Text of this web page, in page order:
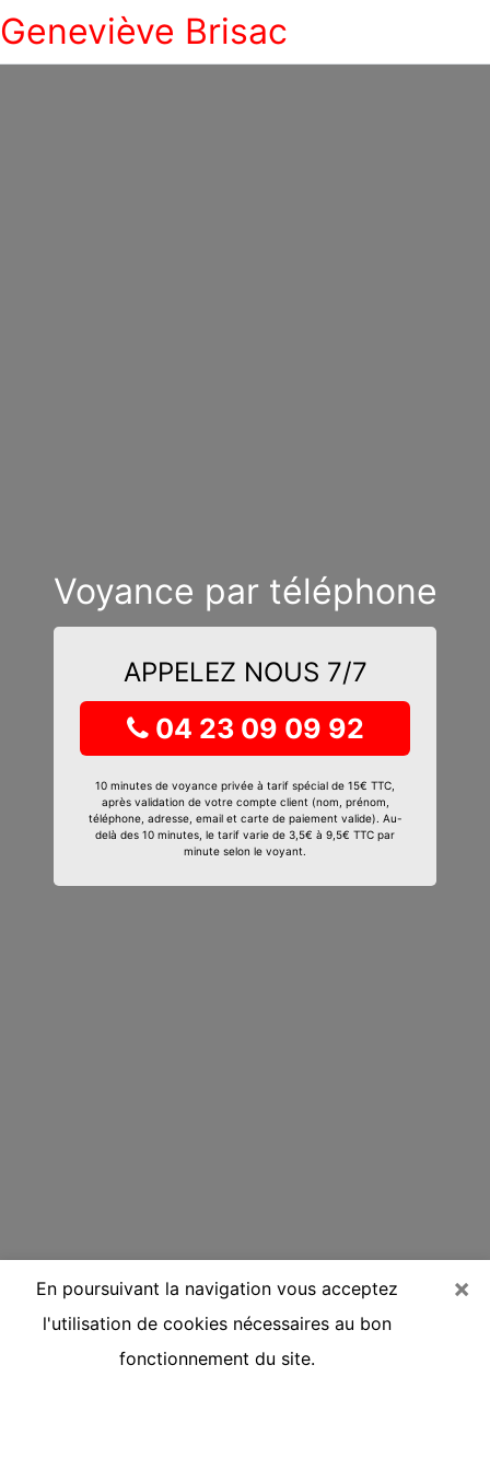
Geneviève Brisac
Voyance par téléphone
APPELEZ NOUS 7/7
04 23 09 09 92
10 minutes de voyance privée à tarif spécial de 15€ TTC,
après validation de votre compte client (nom, prénom,
téléphone, adresse, email et carte de paiement valide). Au-
delà des 10 minutes, le tarif varie de 3,5€ à 9,5€ TTC par
minute selon le voyant.
×
En poursuivant la navigation vous acceptez
l'utilisation de cookies nécessaires au bon
fonctionnement du site.